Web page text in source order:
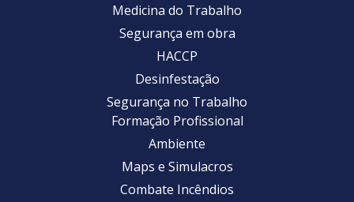
Medicina do Trabalho
Segurança em obra
HACCP
Desinfestação
Segurança no Trabalho
Formação Profissional
Ambiente
Maps e Simulacros
Combate Incêndios